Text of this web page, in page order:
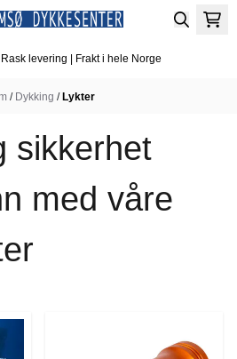
levering | Frakt i hele Norge
/ Dykking /Lykter
sikkerhet
med våre